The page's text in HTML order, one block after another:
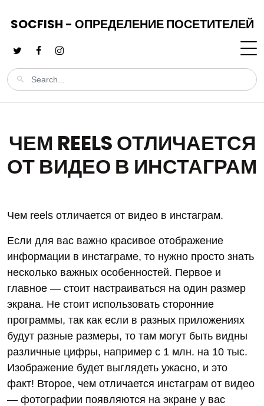
SOCFISH - ОПРЕДЕЛЕНИЕ ПОСЕТИТЕЛЕЙ
ЧЕМ REELS ОТЛИЧАЕТСЯ
ОТ ВИДЕО В ИНСТАГРАМ
Чем reels отличается от видео в инстаграм.
Если для вас важно красивое отображение
информации в инстаграме, то нужно просто знать
несколько важных особенностей. Первое и
главное — стоит настраиваться на один размер
экрана. Не стоит использовать сторонние
программы, так как если в разных приложениях
будут разные размеры, то там могут быть видны
различные цифры, например с 1 млн. на 10 тыс.
Изображение будет выглядеть ужасно, и это
факт! Второе, чем отличается инстаграм от видео
— фотографии появляются на экране у вас